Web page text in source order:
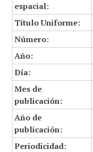
espacial:
Título Uniforme:
Número:
Año:
Día:
Mes de
publicación:
Año de
publicación:
Periodicidad: